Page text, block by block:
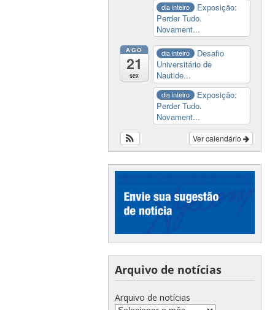
dia inteiro
Exposição:
Perder Tudo.
Novament...
AGO
21
sex
dia inteiro
Desafio
Universitário de
Nautide...
dia inteiro
Exposição:
Perder Tudo.
Novament...
Ver calendário
Arquivo de notícias
Arquivo de notícias